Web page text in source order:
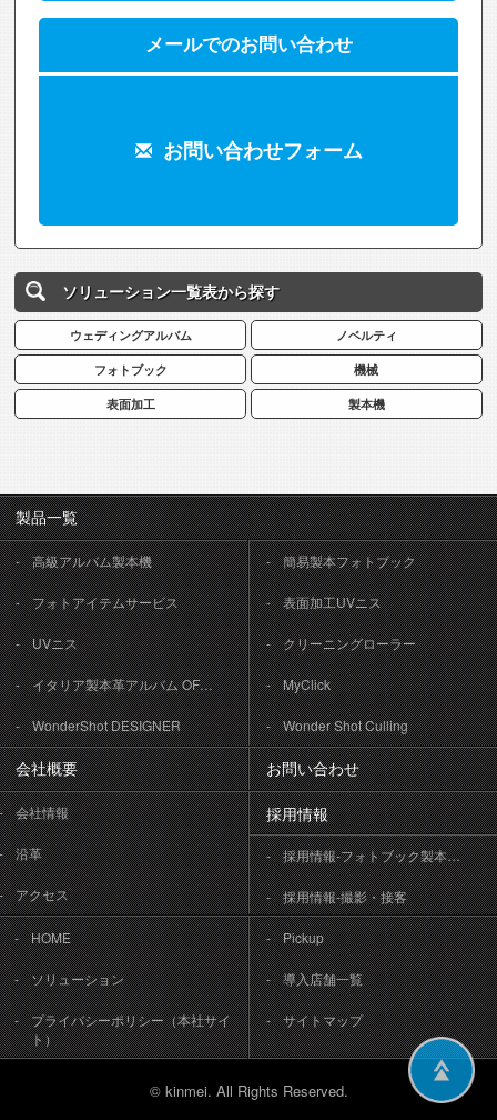
メールでのお問い合わせ
お問い合わせフォーム
ソリューション一覧表から探す
ウェディングアルバム ノベルティ
フォトブック 機械
表面加工 製本機
製品一覧
高級アルバム製本機 簡易製本フォトブック
フォトアイテムサービス 表面加工UVニス
UVニス クリーニングローラー
イタリア製本革アルバム OFFICINA LIBRIS MyClick
WonderShot DESIGNER Wonder Shot Culling
会社概要
会社情報
沿革
アクセス
お問い合わせ
採用情報
採用情報-フォトブック製本作業
採用情報-撮影・接客
HOME Pickup
ソリューション 導入店舗一覧
プライバシーポリシー（本社サイ
ト）
サイトマップ
© kinmei. All Rights Reserved.